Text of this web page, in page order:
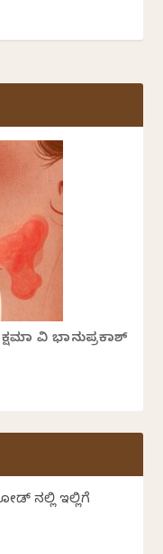
ವಿ ಭಾನುಪ್ರಕಾಶ್
ನಲ್ಲಿ ಇಲ್ಲಿಗೆ